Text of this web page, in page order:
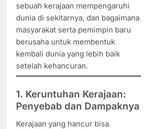
sebuah kerajaan mempengaruhi
dunia di sekitarnya, dan bagaimana
masyarakat serta pemimpin baru
berusaha untuk membentuk
kembali dunia yang lebih baik
setelah kehancuran.
1. Keruntuhan Kerajaan:
Penyebab dan Dampaknya
Kerajaan yang hancur bisa